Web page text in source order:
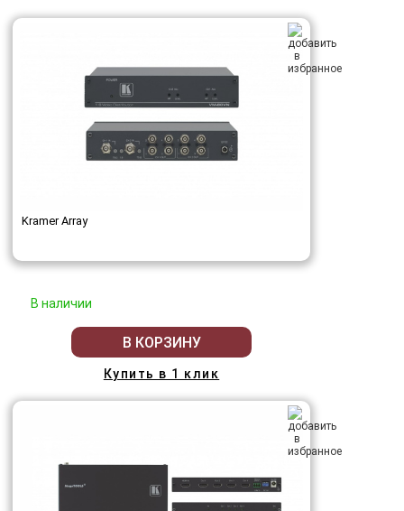
Kramer Array
В наличии
В КОРЗИНУ
Купить в 1 клик